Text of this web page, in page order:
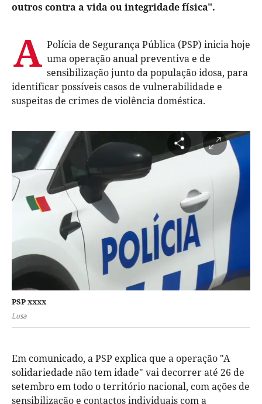
outros contra a vida ou integridade física".
A Polícia de Segurança Pública (PSP) inicia hoje
uma operação anual preventiva e de
sensibilização junto da população idosa, para
identificar possíveis casos de vulnerabilidade e
suspeitas de crimes de violência doméstica.
PSP xxxx
Lusa
Em comunicado, a PSP explica que a operação "A
solidariedade não tem idade" vai decorrer até 26 de
setembro em todo o território nacional, com ações de
sensibilização e contactos individuais com a